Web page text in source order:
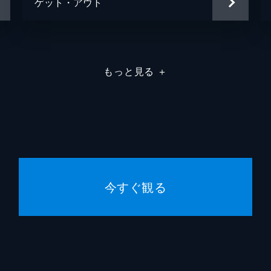
もっと見る ＋
今すぐ観る